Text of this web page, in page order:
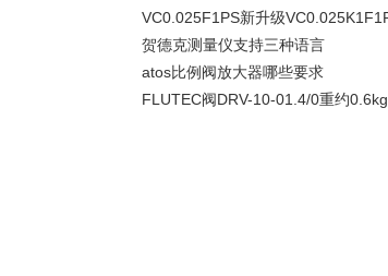
VC0.025F1PS新升级
贺德克测量仪支持三种语言
atos比例阀放大器哪些要求
FLUTEC阀DRV-10-01.4/0重约0.6kg